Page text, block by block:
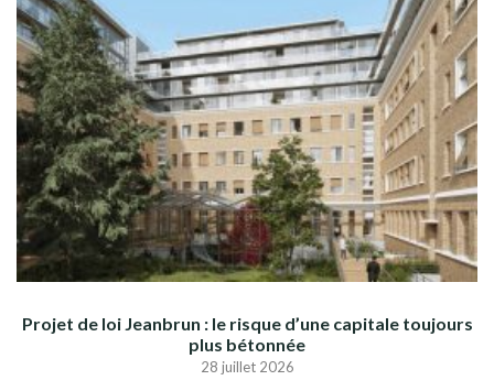
Projet de loi Jeanbrun : le risque d’une capitale toujours
plus bétonnée
28 juillet 2026